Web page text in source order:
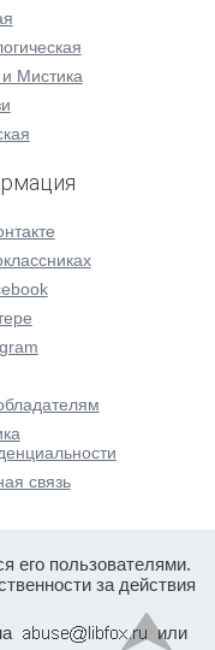
Мистика
связь
его пользователями.
за действия
или